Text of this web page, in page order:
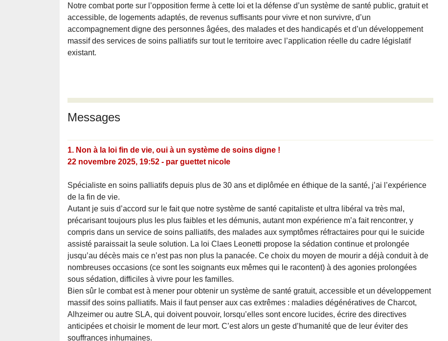
Notre combat porte sur l’opposition ferme à cette loi et la défense d’un système de santé public, gratuit et
accessible, de logements adaptés, de revenus suffisants pour vivre et non survivre, d’un
accompagnement digne des personnes âgées, des malades et des handicapés et d’un développement
massif des services de soins palliatifs sur tout le territoire avec l’application réelle du cadre législatif
existant.
Messages
1. Non à la loi fin de vie, oui à un système de soins digne !
22 novembre 2025, 19:52 - par guettet nicole
Spécialiste en soins palliatifs depuis plus de 30 ans et diplômée en éthique de la santé, j’ai l’expérience
de la fin de vie.
Autant je suis d’accord sur le fait que notre système de santé capitaliste et ultra libéral va très mal,
précarisant toujours plus les plus faibles et les démunis, autant mon expérience m’a fait rencontrer, y
compris dans un service de soins palliatifs, des malades aux symptômes réfractaires pour qui le suicide
assisté paraissait la seule solution. La loi Claes Leonetti propose la sédation continue et prolongée
jusqu’au décès mais ce n’est pas non plus la panacée. Ce choix du moyen de mourir a déjà conduit à de
nombreuses occasions (ce sont les soignants eux mêmes qui le racontent) à des agonies prolongées
sous sédation, difficiles à vivre pour les familles.
Bien sûr le combat est à mener pour obtenir un système de santé gratuit, accessible et un développement
massif des soins palliatifs. Mais il faut penser aux cas extrêmes : maladies dégénératives de Charcot,
Alhzeimer ou autre SLA, qui doivent pouvoir, lorsqu’elles sont encore lucides, écrire des directives
anticipées et choisir le moment de leur mort. C’est alors un geste d’humanité que de leur éviter des
souffrances inhumaines.